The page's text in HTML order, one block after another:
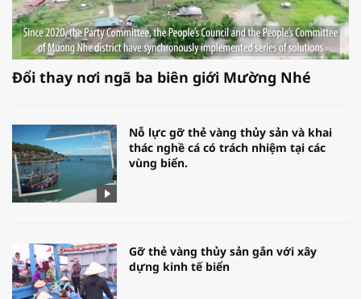
Đổi thay nơi ngã ba biên giới Mường Nhé
Nỗ lực gỡ thẻ vàng thủy sản và khai
thác nghề cá có trách nhiệm tại các
vùng biển.
Gỡ thẻ vàng thủy sản gắn với xây
dựng kinh tế biển